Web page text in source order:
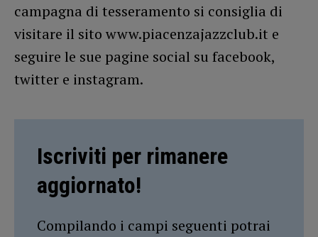
campagna di tesseramento si consiglia di
visitare il sito www.piacenzajazzclub.it e
seguire le sue pagine social su facebook,
twitter e instagram.
Iscriviti per rimanere
aggiornato!
Compilando i campi seguenti potrai